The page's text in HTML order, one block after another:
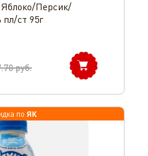
Персик/
пл/ст 95г
руб.
по ЯК